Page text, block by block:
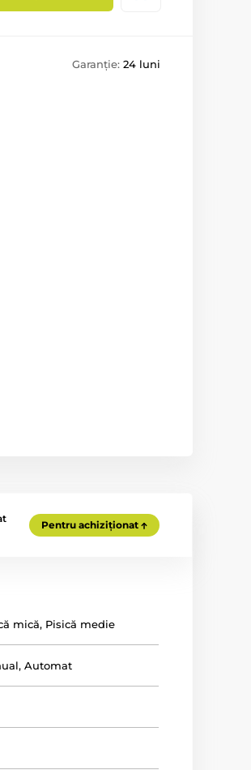
Garanție: 24 luni
Pentru achiziționat
mică, Pisică medie
,Automat